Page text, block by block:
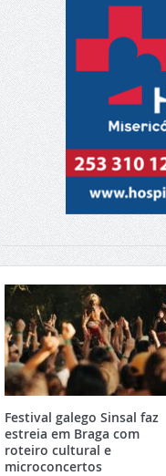
Festival galego Sinsal faz
estreia em Braga com
roteiro cultural e
microconcertos